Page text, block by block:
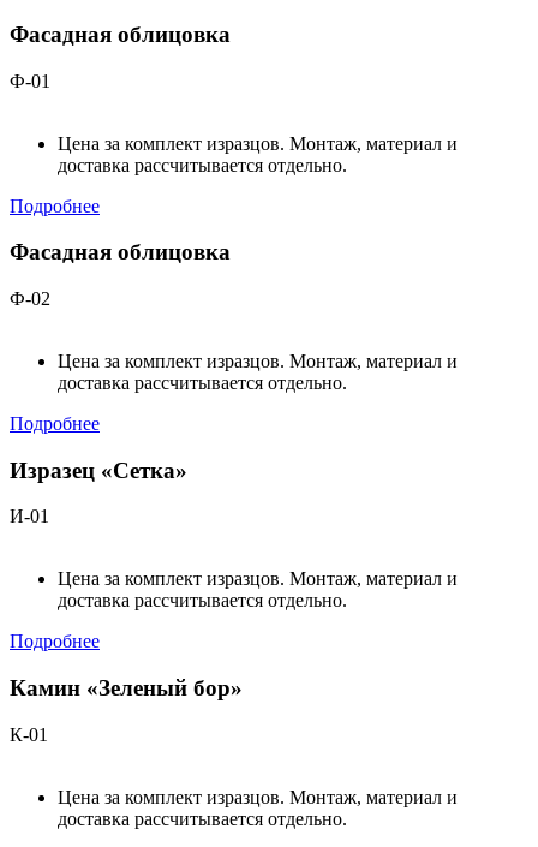
Фасадная облицовка
Ф-01
Цена за комплект изразцов. Монтаж, материал и
доставка рассчитывается отдельно.
Подробнее
Фасадная облицовка
Ф-02
Цена за комплект изразцов. Монтаж, материал и
доставка рассчитывается отдельно.
Подробнее
Изразец «Сетка»
И-01
Цена за комплект изразцов. Монтаж, материал и
доставка рассчитывается отдельно.
Подробнее
Камин «Зеленый бор»
К-01
Цена за комплект изразцов. Монтаж, материал и
доставка рассчитывается отдельно.